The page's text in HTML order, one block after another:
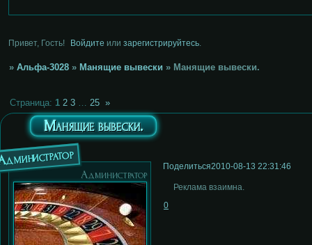
Привет, Гость! Войдите илизарегистрируйтесь
» Альфа-3028 » Манящие вывески » Манящие вывески.
Манящие вывески.
Страница: 1 2 3 … 25 »
Поделиться2010-08-13 22:31:46
Администратор
Реклама взаимна.
0